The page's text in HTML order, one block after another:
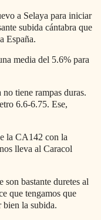
a Selaya para iniciar
subida cántabra que
España.
media del 5.6% para
tiene rampas duras.
6.6-6.75. Ese,
la CA142 con la
lleva al Caracol
bastante duretes al
que tengamos que
bien la subida.